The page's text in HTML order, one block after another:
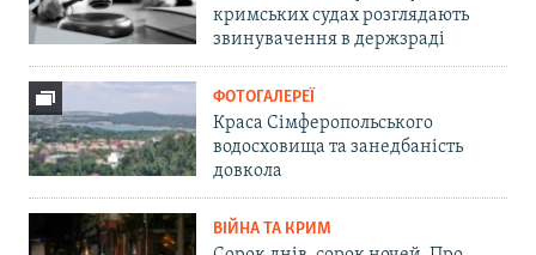
кримських судах розглядають
звинувачення в держзраді
ФОТОГАЛЕРЕЇ
Краса Сімферопольського
водосховища та занедбаність
довкола
ВІЙНА ТА КРИМ